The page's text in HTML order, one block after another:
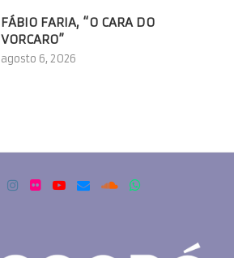
FÁBIO FARIA, “O CARA DO
VORCARO”
agosto 6, 2026